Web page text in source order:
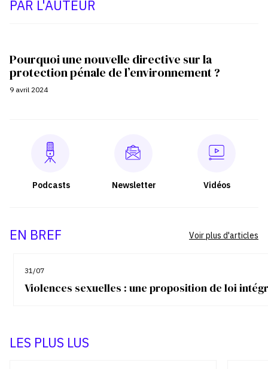
PAR L'AUTEUR
Pourquoi une nouvelle directive sur la
protection pénale de l’environnement ?
9 avril 2024
Podcasts Newsletter Vidéos
EN BREF
31/07
Violences sexuelles : une proposition de loi
Voir plus d'articles
LES PLUS LUS